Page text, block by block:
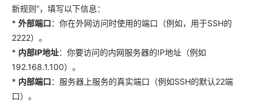
新规则”，填写以下信息：
* 外部端口：你在外网访问时使用的端口（例如，用于SSH的
2222）。
* 内部IP地址：你要访问的内网服务器的IP地址（例如
192.168.1.100）。
* 内部端口：服务器上服务的真实端口（例如SSH的默认22端
口）。